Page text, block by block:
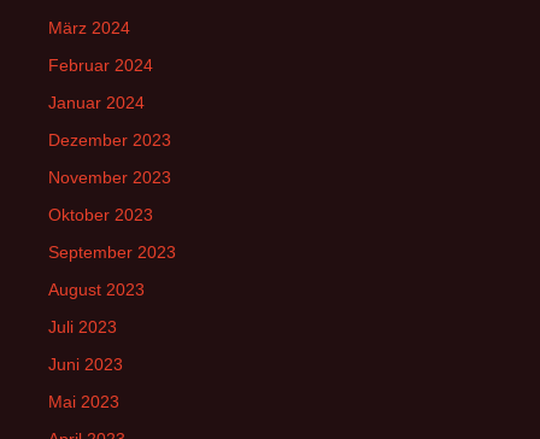
März 2024
Februar 2024
Januar 2024
Dezember 2023
November 2023
Oktober 2023
September 2023
August 2023
Juli 2023
Juni 2023
Mai 2023